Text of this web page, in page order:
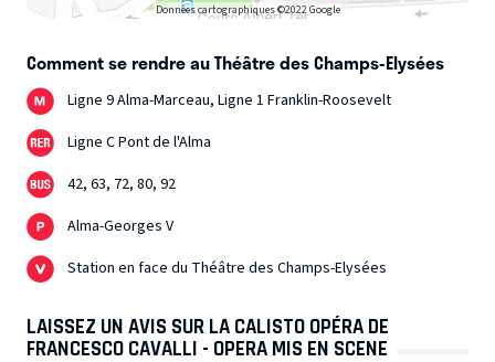
Données cartographiques ©2022 Google
Comment se rendre au Théâtre des Champs-Elysées
Ligne 9 Alma-Marceau, Ligne 1 Franklin-Roosevelt
Ligne C Pont de l'Alma
42, 63, 72, 80, 92
Alma-Georges V
Station en face du Théâtre des Champs-Elysées
LAISSEZ UN AVIS SUR LA CALISTO OPÉRA DE
FRANCESCO CAVALLI - OPERA MIS EN SCENE